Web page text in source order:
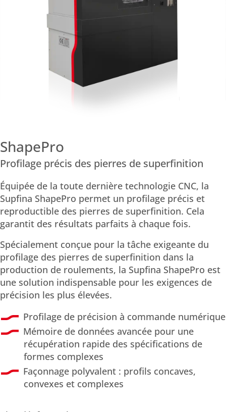
ShapePro
Profilage précis des pierres de superfinition
Équipée de la toute dernière technologie CNC, la
Supfina ShapePro permet un profilage précis et
reproductible des pierres de superfinition. Cela
garantit des résultats parfaits à chaque fois.
Spécialement conçue pour la tâche exigeante du
profilage des pierres de superfinition dans la
production de roulements, la Supfina ShapePro est
une solution indispensable pour les exigences de
précision les plus élevées.
Profilage de précision à commande numérique
Mémoire de données avancée pour une
récupération rapide des spécifications de
formes complexes
Façonnage polyvalent : profils concaves,
convexes et complexes